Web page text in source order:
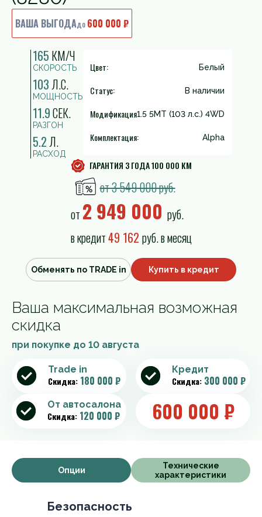
ВАША ВЫГОДАдо600 000 ₽
165 КМ/Ч
СКОРОСТЬ
103 Л.С.
МОЩНОСТЬ
11.9СЕК.
РАЗГОН
5.2 Л.
РАСХОД
Цвет: Белый
Статус: В наличии
Модификация1.5 5MT (103 л.с.) 4WD
Комплектация: Alpha
ГАРАНТИЯ 3 ГОДА 100 000 КМ
от 3 549 000 руб.
от 2 949 000 руб.
в кредит49 162 руб. в месяц
Обменять по TRADE in Купить в кредит
Ваша максимальная возможная
скидка
при покупке до 10 августа
Trade in
Скидка: 180 000 ₽
Кредит
Скидка: 300 000 ₽
От автосалона
Скидка: 120 000 ₽ 600 000 ₽
Опции
Технические
характеристики
Безопасность